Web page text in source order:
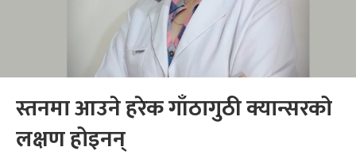
स्तनमा आउने हरेक गाँठागुठी क्यान्सरको
लक्षण होइनन्